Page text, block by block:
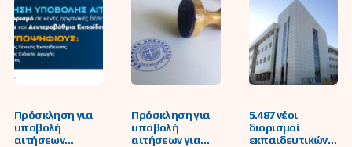
Πρόσκληση για
υποβολή
αιτήσεων
Πρόσκληση για
υποβολή
αιτήσεων για
5.487 νέοι
διορισμοί
εκπαιδευτικών